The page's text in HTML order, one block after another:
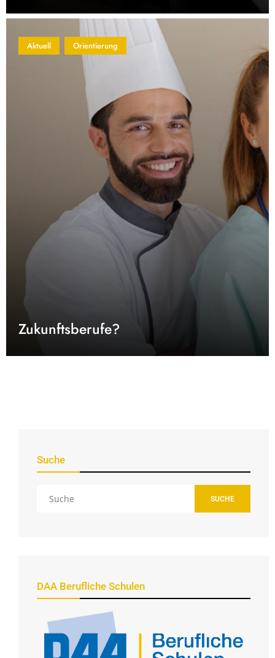
Aktuell Orientierung
Zukunftsberufe?
Suche
SUCHE
DAA Berufliche Schulen